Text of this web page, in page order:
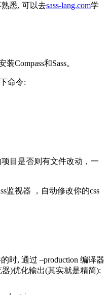
熟悉, 可以去sass-lang.com学
装Compass和Sass。
命令:
项目是否则有文件改动，一
监视器 ，自动修改你的css
时, 通过 –production 编译器
)优化输出(其实就是精简):